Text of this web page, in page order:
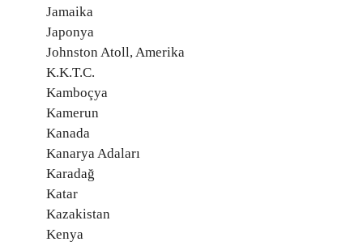
Jamaika
Japonya
Johnston Atoll, Amerika
K.K.T.C.
Kamboçya
Kamerun
Kanada
Kanarya Adaları
Karadağ
Katar
Kazakistan
Kenya